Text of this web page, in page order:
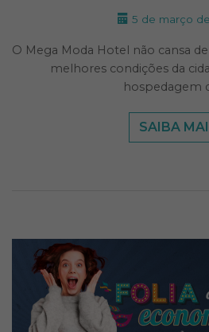
5 de março
O Mega Moda Hotel não cansa
melhores condições da
hospedagem
SAIBA